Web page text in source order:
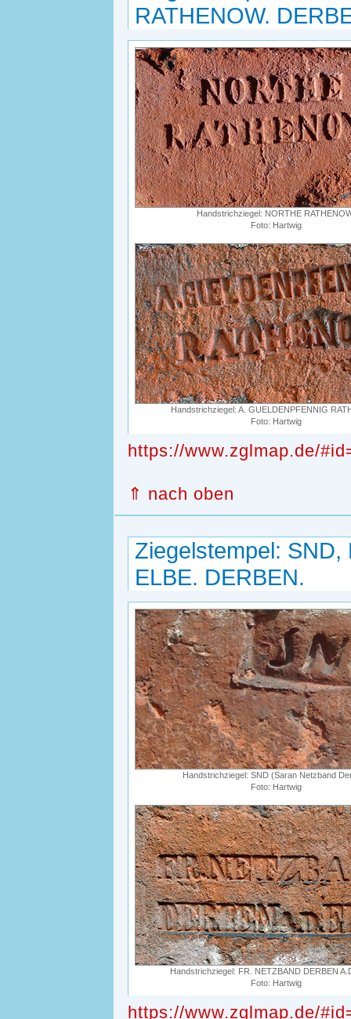
RATHENOW.
Handstrichziegel: NORTHE
Foto: Hartwig
Handstrichziegel: A. GUELDENPFENNIG
Foto: Hartwig
https://www.zglmap.de/
⇑ nach oben
Ziegelstempel:
ELBE. DERBEN.
Handstrichziegel: SND (Saran Netzband
Foto: Hartwig
Handstrichziegel: FR. NETZBAND DERBEN
Foto: Hartwig
https://www.zglmap.de/